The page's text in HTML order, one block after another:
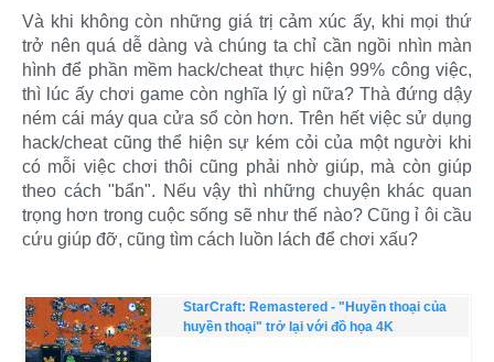
Và khi không còn những giá trị cảm xúc ấy, khi mọi thứ
trở nên quá dễ dàng và chúng ta chỉ cần ngồi nhìn màn
hình để phần mềm hack/cheat thực hiện 99% công việc,
thì lúc ấy chơi game còn nghĩa lý gì nữa? Thà đứng dậy
ném cái máy qua cửa sổ còn hơn. Trên hết việc sử dụng
hack/cheat cũng thể hiện sự kém cỏi của một người khi
có mỗi việc chơi thôi cũng phải nhờ giúp, mà còn giúp
theo cách "bẩn". Nếu vậy thì những chuyện khác quan
trọng hơn trong cuộc sống sẽ như thế nào? Cũng ỉ ôi cầu
cứu giúp đỡ, cũng tìm cách luồn lách để chơi xấu?​
StarCraft: Remastered - "Huyền thoại của
huyền thoại" trở lại với đồ họa 4K